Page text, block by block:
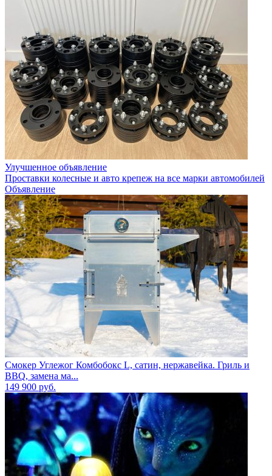
Улучшенное объявление
Проставки колесные и авто крепеж на все марки автомобилей
Объявление
Смокер Углежог Комбобокс L, сатин, нержавейка. Гриль и
BBQ, замена ма...
149 900 руб.